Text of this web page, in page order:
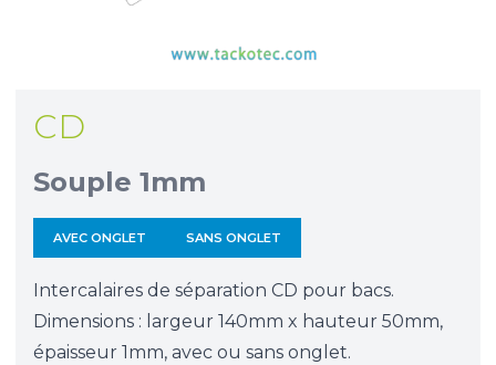
CD
Souple 1mm
AVEC ONGLET SANS ONGLET
Intercalaires de séparation CD pour bacs.
Dimensions : largeur 140mm x hauteur 50mm,
épaisseur 1mm, avec ou sans onglet.